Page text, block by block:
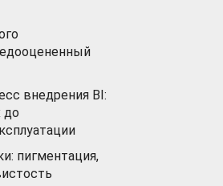
внедрения BI:
до
пигментация,